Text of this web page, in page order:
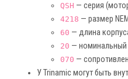
QSH — серия
4218 — размер
60 — длина
20 — номинальный
070 —
У Trinamic могут быть